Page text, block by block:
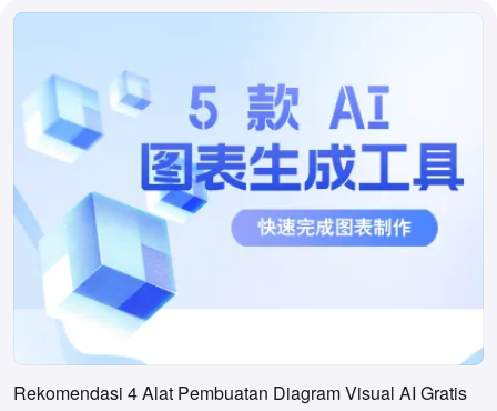
Rekomendasi 4 Alat Pembuatan Diagram Visual AI Gratis